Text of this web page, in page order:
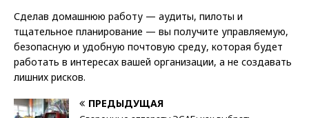
Сделав домашнюю работу — аудиты, пилоты и
тщательное планирование — вы получите управляемую,
безопасную и удобную почтовую среду, которая будет
работать в интересах вашей организации, а не создавать
лишних рисков.
ПРЕДЫДУЩАЯ